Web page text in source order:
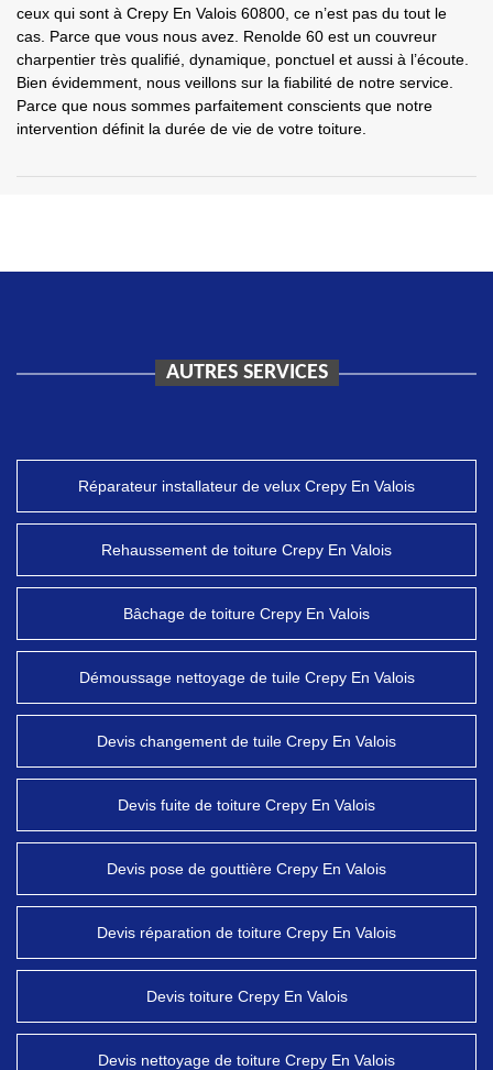
ceux qui sont à Crepy En Valois 60800, ce n’est pas du tout le
cas. Parce que vous nous avez. Renolde 60 est un couvreur
charpentier très qualifié, dynamique, ponctuel et aussi à l’écoute.
Bien évidemment, nous veillons sur la fiabilité de notre service.
Parce que nous sommes parfaitement conscients que notre
intervention définit la durée de vie de votre toiture.
AUTRES SERVICES
Réparateur installateur de velux Crepy En Valois
Rehaussement de toiture Crepy En Valois
Bâchage de toiture Crepy En Valois
Démoussage nettoyage de tuile Crepy En Valois
Devis changement de tuile Crepy En Valois
Devis fuite de toiture Crepy En Valois
Devis pose de gouttière Crepy En Valois
Devis réparation de toiture Crepy En Valois
Devis toiture Crepy En Valois
Devis nettoyage de toiture Crepy En Valois